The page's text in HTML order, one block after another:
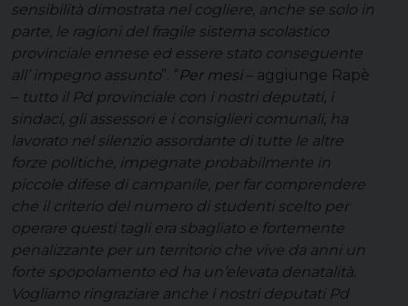
sensibilità dimostrata nel cogliere, anche se solo in
parte, le ragioni del fragile sistema scolastico
provinciale ennese ed essere stato conseguente
all’ impegno assunto”. “Per mesi – aggiunge Rapè
– tutto il Pd provinciale con i nostri deputati, i
sindaci, gli assessori e i consiglieri comunali, ha
lavorato nel silenzio assordante di tutte le altre
forze politiche, impegnate probabilmente in
piccole difese di campanile, per far comprendere
che il criterio del numero di studenti scelto per
operare questi tagli era sbagliato e fortemente
penalizzante per un territorio che vive da anni un
forte spopolamento ed ha un’elevata denatalità.
Vogliamo ringraziare anche i nostri deputati Pd